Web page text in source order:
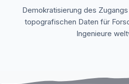
Demokratisierung des
topografischen Daten für
Ingenieure